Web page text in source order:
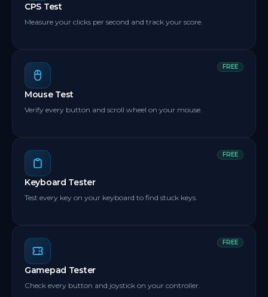
CPS Test
Measure your clicks per second and track your score.
FREE
Mouse Test
Verify every button and scroll wheel on your mouse.
FREE
Keyboard Tester
Test every key on your keyboard to find stuck keys.
FREE
Gamepad Tester
Check every button and joystick on your controller.